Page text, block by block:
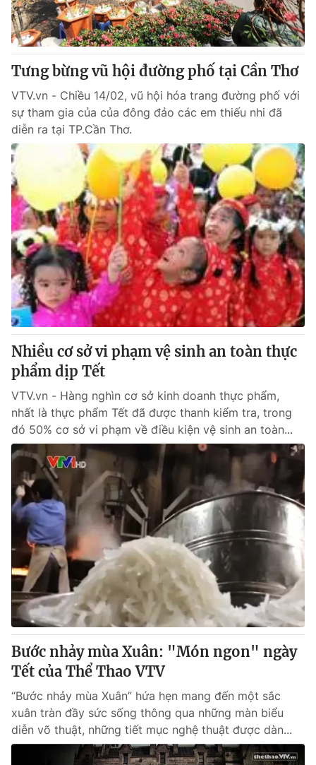
Tưng bừng vũ hội đường phố tại Cần Thơ
VTV.vn - Chiều 14/02, vũ hội hóa trang đường phố với
sự tham gia của của đông đảo các em thiếu nhi đã
diễn ra tại TP.Cần Thơ.
Nhiều cơ sở vi phạm vệ sinh an toàn thực
phẩm dịp Tết
VTV.vn - Hàng nghìn cơ sở kinh doanh thực phẩm,
nhất là thực phẩm Tết đã được thanh kiểm tra, trong
đó 50% cơ sở vi phạm về điều kiện vệ sinh an toàn...
Bước nhảy mùa Xuân: "Món ngon" ngày
Tết của Thể Thao VTV
“Bước nhảy mùa Xuân” hứa hẹn mang đến một sắc
xuân tràn đầy sức sống thông qua những màn biểu
diễn võ thuật, những tiết mục nghệ thuật được dàn...